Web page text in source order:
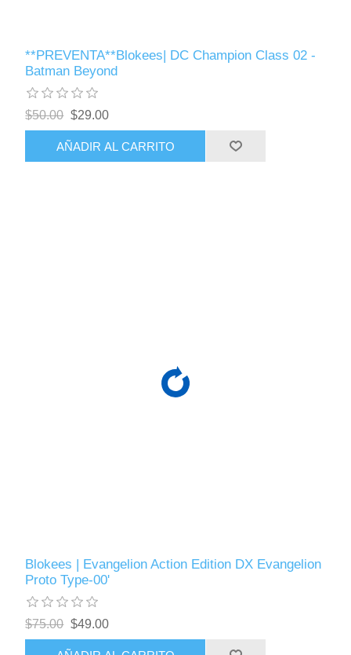
**PREVENTA**Blokees| DC Champion Class 02 -
Batman Beyond
$50.00 $29.00
AÑADIR AL CARRITO
Blokees | Evangelion Action Edition DX Evangelion
Proto Type-00'
$75.00 $49.00